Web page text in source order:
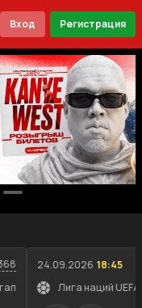
Вход Регистрация
24.09.2026 18:45
Лига наций